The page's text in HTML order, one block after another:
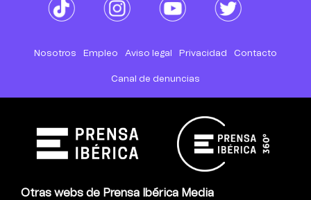
Nosotros Empleo Aviso legal Privacidad Contacto
Canal de denuncias
Otras webs de Prensa Ibérica Media